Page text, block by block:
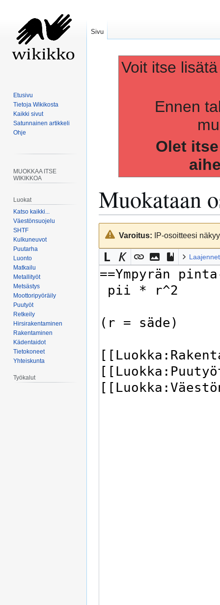
Voit itse
Ennen
Olet
Muokataan
Siirry
navigaatioon
Siirry
hakuunVaroitus: IP-osoitteesi
Sivu
Etusivu
Tietoja Wikikosta
Kaikki sivut
Satunnainen artikkeli
Ohje
MUOKKAA ITSE
WIKIKKOA
Luokat
Katso kaikki...
Väestönsuojelu
SHTF
Kulkuneuvot
Puutarha
Luonto
Matkailu
Metallityöt
Metsästys
Moottoripyöräily
Puutyöt
Retkeily
Hirsirakentaminen
Rakentaminen
Kädentaidot
Tietokoneet
Yhteiskunta
Työkalut